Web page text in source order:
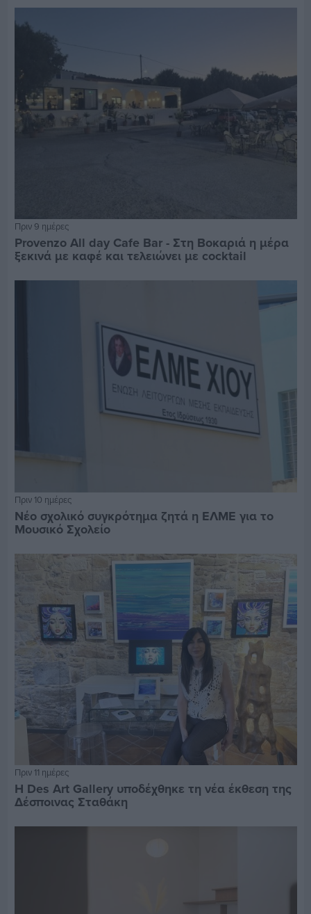
Πριν 9 ημέρες
Provenzo All day Cafe Bar - Στη Βοκαριά η μέρα
ξεκινά με καφέ και τελειώνει με cocktail
Πριν 10 ημέρες
Νέο σχολικό συγκρότημα ζητά η ΕΛΜΕ για το
Μουσικό Σχολείο
Πριν 11 ημέρες
Η Des Art Gallery υποδέχθηκε τη νέα έκθεση της
Δέσποινας Σταθάκη